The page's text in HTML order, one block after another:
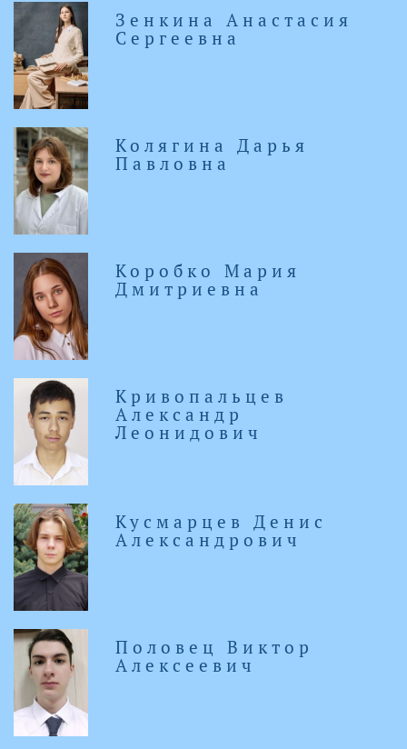
Зенкина Анастасия
Сергеевна
Колягина Дарья
Павловна
Коробко Мария
Дмитриевна
Кривопальцев
Александр
Леонидович
Кусмарцев Денис
Александрович
Половец Виктор
Алексеевич